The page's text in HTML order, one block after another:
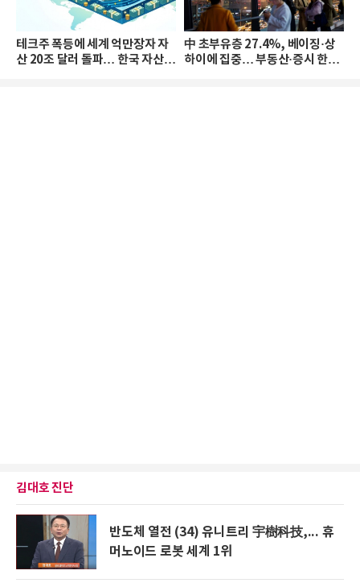
테크주 폭등에 세계 억만장자 자
산 20조 달러 돌파… 한국 자산
中 초부유층 27.4%, 베이징·상
하이에 집중… 부동산·증시 한파
김대호 진단
반도체 열전 (34) 유니트리 宇樹科技,... 휴
머노이드 로봇 세계 1위